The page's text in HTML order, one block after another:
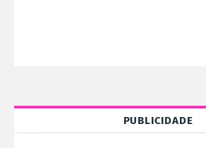
PUBLICIDADE